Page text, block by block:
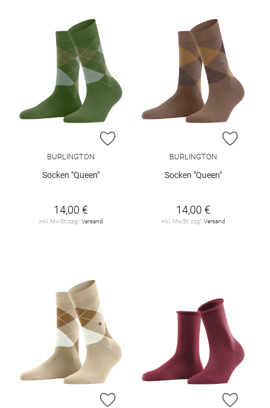
ZUR WUNSCHLISTE HINZUFÜGEN
BURLINGTON
Socken "Queen"
14,00 €
inkl. MwSt. zzgl.Versand
ZUR
BURLINGTON
Socken "Queen"
14,00 €
inkl. MwSt. zzgl.Versand
ZUR WUNSCHLISTE HINZUFÜGEN
ZUR